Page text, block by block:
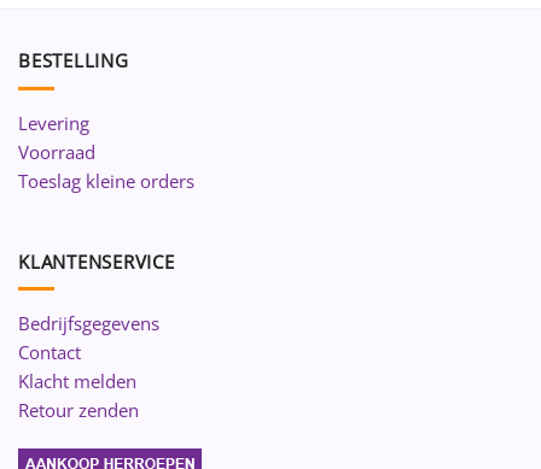
BESTELLING
Levering
Voorraad
Toeslag kleine orders
KLANTENSERVICE
Bedrijfsgegevens
Contact
Klacht melden
Retour zenden